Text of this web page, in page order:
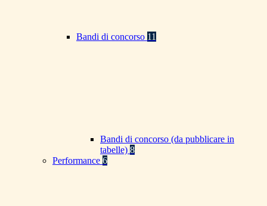
Bandi di concorso 11
Bandi di concorso (da pubblicare in
tabelle) 8
Performance 6